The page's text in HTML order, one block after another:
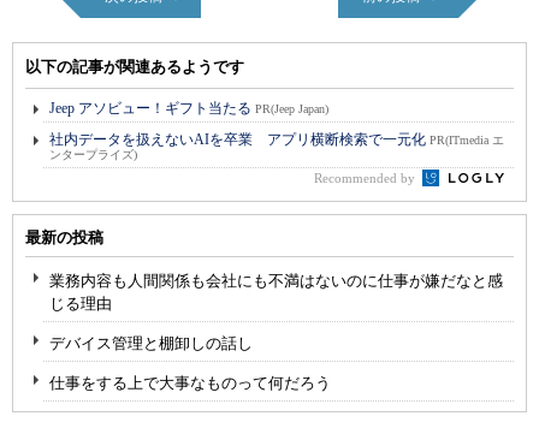
以下の記事が関連あるようです
Jeep アソビュー！ギフト当たる PR(Jeep Japan)
社内データを扱えないAIを卒業 アプリ横断検索で一元化 PR(ITmedia エ
ンタープライズ)
Recommended by
最新の投稿
業務内容も人間関係も会社にも不満はないのに仕事が嫌だなと感
じる理由
デバイス管理と棚卸しの話し
仕事をする上で大事なものって何だろう